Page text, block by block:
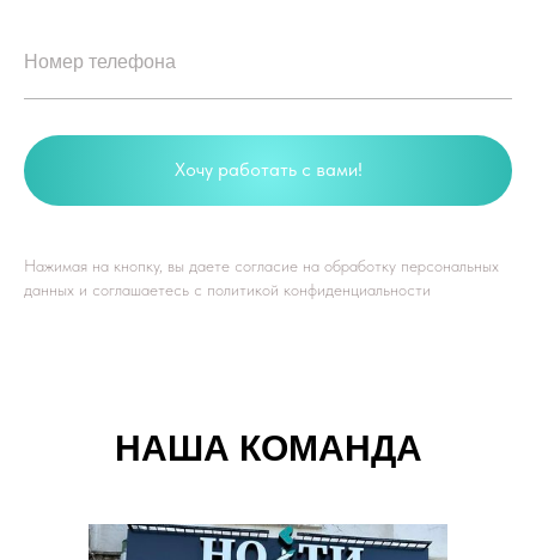
Хочу работать с вами!
Нажимая на кнопку, вы даете согласие на обработку персональных
данных и соглашаетесь c политикой конфиденциальности
НАША КОМАНДА